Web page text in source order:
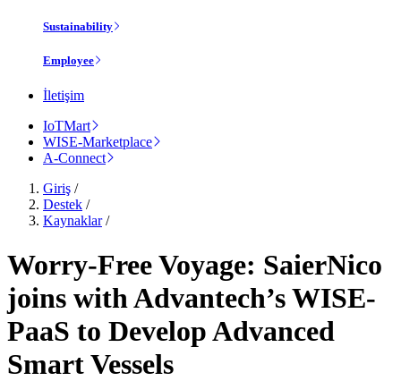
Sustainability
Employee
İletişim
IoTMart
WISE-Marketplace
A-Connect
Giriş /
Destek /
Kaynaklar/
Worry-Free Voyage: SaierNico
joins with Advantech’s WISE-
PaaS to Develop Advanced
Smart Vessels